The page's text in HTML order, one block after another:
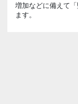
増加などに備えて
ます。